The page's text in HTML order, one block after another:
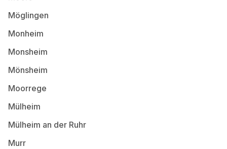
Möglingen
Monheim
Monsheim
Mönsheim
Moorrege
Mülheim
Mülheim an der Ruhr
Murr